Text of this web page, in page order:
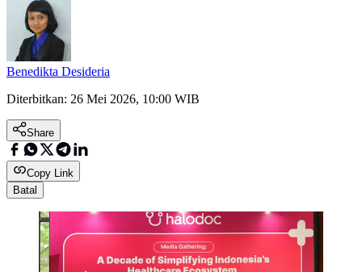
Benedikta Desideria
Diterbitkan: 26 Mei 2026, 10:00 WIB
Share
Copy Link
Batal